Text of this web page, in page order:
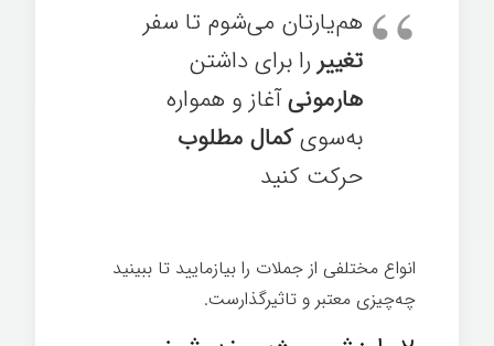
هم‌یارتان می‌شوم تا سفر
تغییر را برای داشتن
هارمونیآغاز و همواره
به‌سویکمال مطلوب
حرکت کنيد
انواع مختلفی از جملات را بیازمایید تا ببینید
چه‌چیزی معتبر و تاثیرگذارست.